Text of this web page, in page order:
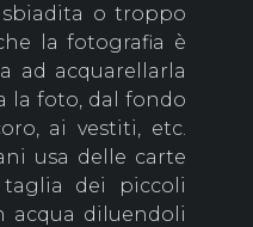
o troppo
la fotografia è
ad acquarellarla
la foto, dal fondo
ai vestiti, etc.
usa delle carte
dei piccoli
acqua diluendoli